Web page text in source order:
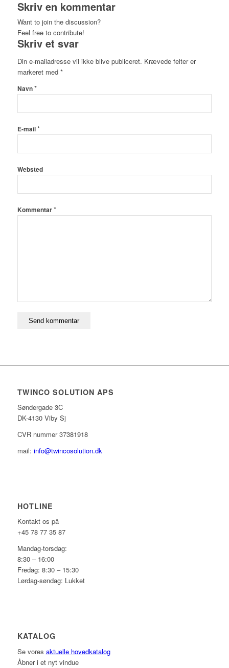
Skriv en kommentar
Want to join the discussion?
Feel free to contribute!
Skriv et svar
Din e-mailadresse vil ikke blive publiceret. Krævede felter er
markeret med *
Navn*
E-mail*
Websted
Kommentar*
TWINCO SOLUTION APS
Søndergade 3C
DK-4130 Viby Sj
CVR nummer 37381918
mail: info@twincosolution.dk
HOTLINE
Kontakt os på
+45 78 77 35 87
Mandag-torsdag:
8:30 – 16:00
Fredag: 8:30 – 15:30
Lørdag-søndag: Lukket
KATALOG
Se vores aktuelle hovedkatalog
Åbner i et nyt vindue